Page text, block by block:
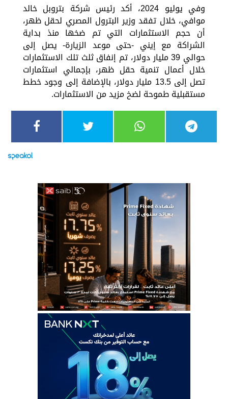
وفي يوليو 2024، أكد رئيس شركة بتروبل خالد
موافي، خلال تفقد وزير البترول المصري لحقل ظهر،
أن حجم الاستثمارات التي تم ضخها منذ بداية
الشراكة مع إيني -حتى موعد الزيارة- يصل إلى
حوالي 39 مليار دولار، تم إنفاق ثلث تلك الاستثمارات
خلال أعمال تنمية حقل ظهر، بإجمالي استثمارات
تصل إلى 13.5 مليار دولار، بالإضافة إلى وجود خطط
مستقبلية طموحة لضخ مزيد من الاستثمارات.